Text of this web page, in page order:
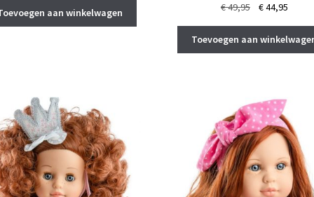
aan winkelwagen €49,95
Oorspronkelijke
was:
€ 49,95.
€44,95Huidige
is:
€
Toevoegen aan